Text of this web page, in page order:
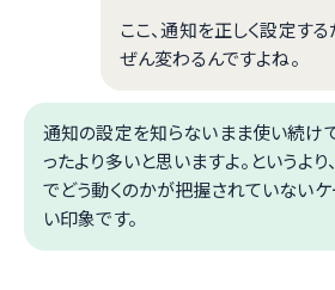
ここ、通知を正しく設定す
ぜん変わるんですよね。
通知の設定を知らないまま使い続け
ったより多いと思いますよ。というより
でどう動くのかが把握されていない
い印象です。